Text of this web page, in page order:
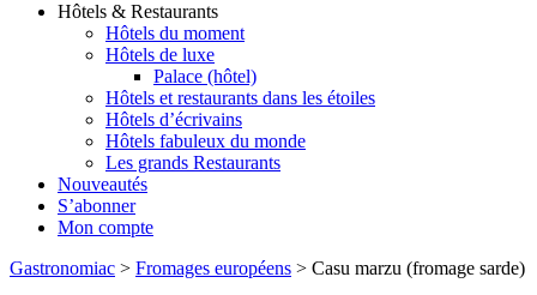
Hôtels & Restaurants
Hôtels du moment
Hôtels de luxe
Palace (hôtel)
Hôtels et restaurants dans les étoiles
Hôtels d’écrivains
Hôtels fabuleux du monde
Les grands Restaurants
Nouveautés
S’abonner
Mon compte
Gastronomiac > Fromages européens > Casu marzu (fromage sarde)